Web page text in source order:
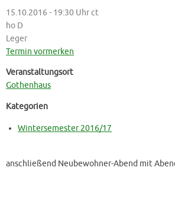
15.10.2016 - 19:30 Uhr ct
ho D
Leger
Termin vormerken
Veranstaltungsort
Gothenhaus
Kategorien
Wintersemester 2016/17
anschließend Neubewohner-Abend mit